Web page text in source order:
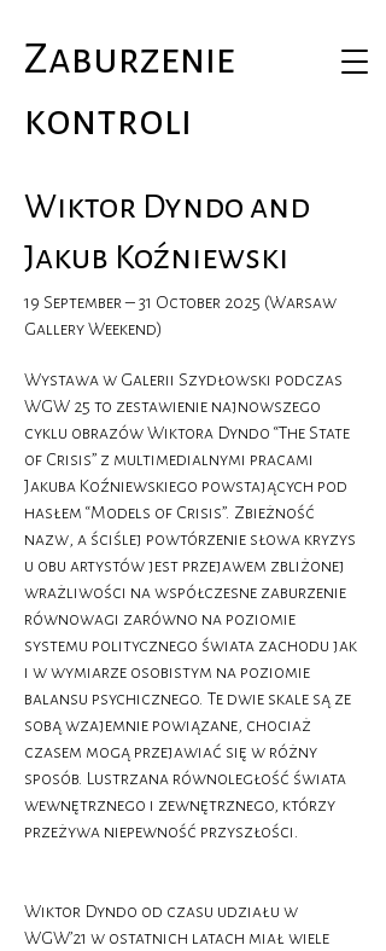
Zaburzenie
kontroli
Wiktor Dyndo and
Jakub Koźniewski
19 September – 31 October 2025 (Warsaw
Gallery Weekend)
Wystawa w Galerii Szydłowski podczas
WGW 25 to zestawienie najnowszego
cyklu obrazów Wiktora Dyndo “The State
of Crisis” z multimedialnymi pracami
Jakuba Koźniewskiego powstających pod
hasłem “Models of Crisis”. Zbieżność
nazw, a ściślej powtórzenie słowa kryzys
u obu artystów jest przejawem zbliżonej
wrażliwości na współczesne zaburzenie
równowagi zarówno na poziomie
systemu politycznego świata zachodu jak
i w wymiarze osobistym na poziomie
balansu psychicznego. Te dwie skale są ze
sobą wzajemnie powiązane, chociaż
czasem mogą przejawiać się w różny
sposób. Lustrzana równoległość świata
wewnętrznego i zewnętrznego, którzy
przeżywa niepewność przyszłości.
Wiktor Dyndo od czasu udziału w
WGW’21 w ostatnich latach miał wiele